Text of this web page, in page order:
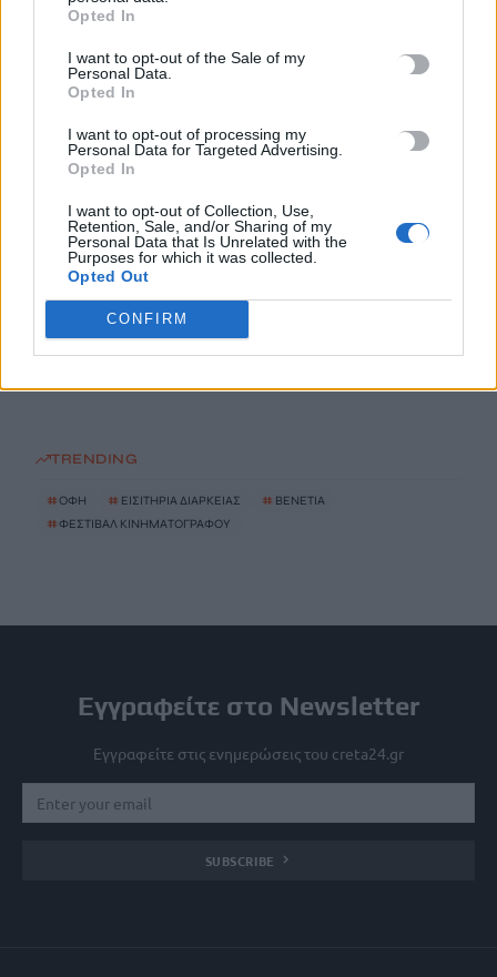
Opted In
I want to opt-out of the Sale of my
Personal Data.
Opted In
I want to opt-out of processing my
Personal Data for Targeted Advertising.
Opted In
I want to opt-out of Collection, Use,
Retention, Sale, and/or Sharing of my
Personal Data that Is Unrelated with the
Purposes for which it was collected.
Opted Out
CONFIRM
Αυγούστου η διάθεση
10 Αυγούστου, 2026
Ο Λούκα Γκουαντανίνο θα τιμηθεί στο Φεστιβάλ Βενετίας για
10 Αυγούστου, 2026
Πέντε νεκροί σε ρωσική επίθεση στο Χάρκιβ, 12 νεκροί σε
ουκρανική επίθεση στο Ταταρστάν
10 Αυγούστου, 2026
Στον Εισαγγελέα πιλότος και ιδιοκτήτης του ελικοπτέρου που
TRENDING
#ΟΦΗ # ΕΙΣΙΤΗΡΙΑ ΔΙΑΡΚΕΙΑΣ # ΒΕΝΕΤΙΑ
#ΦΕΣΤΙΒΑΛ ΚΙΝΗΜΑΤΟΓΡΑΦΟΥ
Εγγραφείτε στο Newsletter
Εγγραφείτε στις ενημερώσεις του creta24.gr
SUBSCRIBE